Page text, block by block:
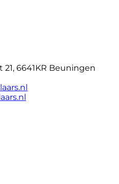
6641KR Beuningen